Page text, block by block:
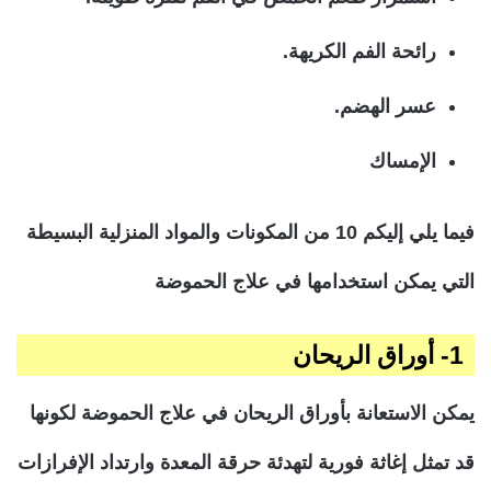
رائحة الفم الكريهة.
عسر الهضم.
الإمساك
فيما يلي إليكم 10 من المكونات والمواد المنزلية البسيطة
التي يمكن استخدامها في علاج الحموضة
1- أوراق الريحان
يمكن الاستعانة بأوراق الريحان في علاج الحموضة لكونها
قد تمثل إغاثة فورية لتهدئة حرقة المعدة وارتداد الإفرازات